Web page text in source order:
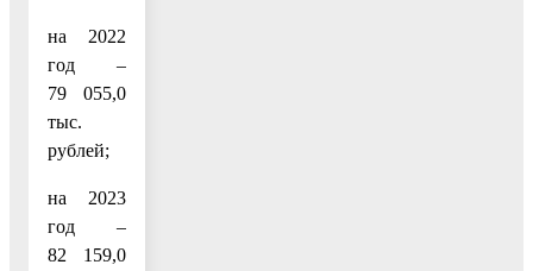
на 2022
год –
79 055,0
тыс.
рублей;
на 2023
год –
82 159,0